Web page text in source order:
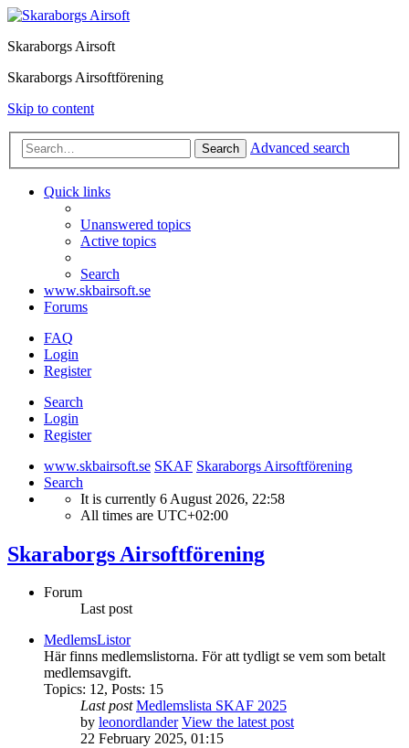
Skaraborgs Airsoft
Skaraborgs Airsoftförening
Skip to content
Search Advanced search
Quick links
Unanswered topics
Active topics
Search
www.skbairsoft.se
Forums
FAQ
Login
Register
Search
Login
Register
www.skbairsoft.se SKAF Skaraborgs Airsoftförening
Search
It is currently 6 August 2026, 22:58
All times are UTC+02:00
Skaraborgs Airsoftförening
Forum
Last post
MedlemsListor
Här finns medlemslistorna. För att tydligt se vem som betalt
medlemsavgift.
Topics: 12, Posts: 15
Last post Medlemslista SKAF 2025
by leonordlander View the latest post
22 February 2025, 01:15